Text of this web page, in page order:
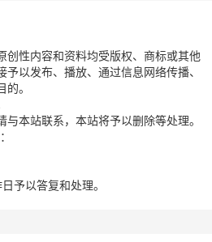
创性内容和资料均受版权、商标或其他
以发布、播放、通过信息网络传播、
。
本站联系，本站将予以删除等处理。
予以答复和处理。